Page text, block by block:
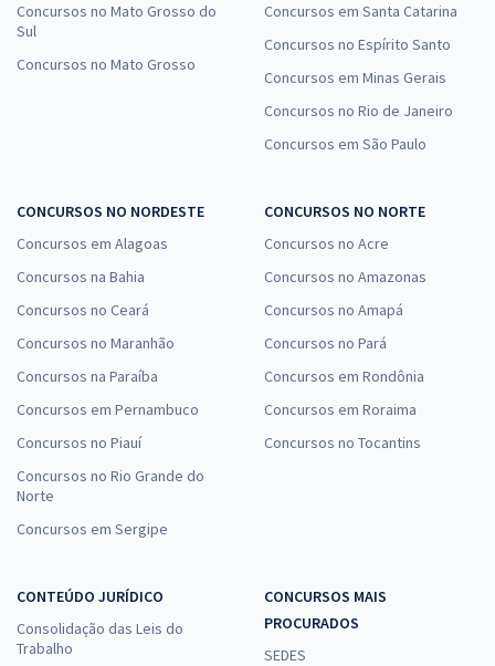
Concursos no Mato Grosso do
Sul
Concursos no Mato Grosso
Concursos em Santa Catarina
Concursos no Espírito Santo
Concursos em Minas Gerais
Concursos no Rio de Janeiro
Concursos em São Paulo
CONCURSOS NO NORDESTE
Concursos em Alagoas
Concursos na Bahia
Concursos no Ceará
Concursos no Maranhão
Concursos na Paraíba
Concursos em Pernambuco
Concursos no Piauí
Concursos no Rio Grande do
Norte
Concursos em Sergipe
CONCURSOS NO NORTE
Concursos no Acre
Concursos no Amazonas
Concursos no Amapá
Concursos no Pará
Concursos em Rondônia
Concursos em Roraima
Concursos no Tocantins
CONTEÚDO JURÍDICO
Consolidação das Leis do
Trabalho
CONCURSOS MAIS
PROCURADOS
SEDES